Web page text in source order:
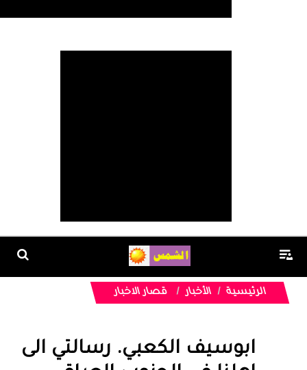
الرئيسية الأخبار قصار الاخبار
ابوسيف الكعبي. رسالتي الى